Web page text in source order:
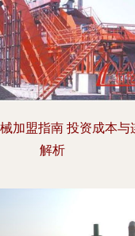
加盟指南 投资成本与
解析